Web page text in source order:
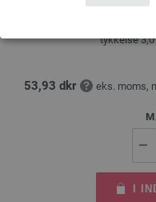
LANA GROSSA
tykkelse
53,93 dkr eks. moms,
I